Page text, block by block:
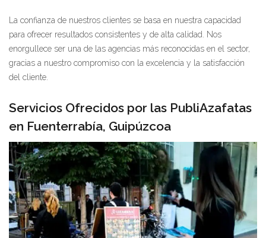
La confianza de nuestros clientes se basa en nuestra capacidad
para ofrecer resultados consistentes y de alta calidad. Nos
enorgullece ser una de las agencias más reconocidas en el sector,
gracias a nuestro compromiso con la excelencia y la satisfacción
del cliente.
Servicios Ofrecidos por las PubliAzafatas
en Fuenterrabía, Guipúzcoa